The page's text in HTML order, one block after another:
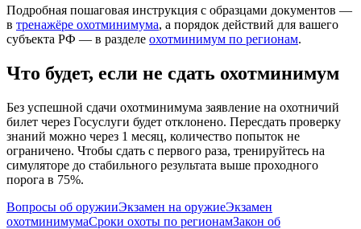
Подробная пошаговая инструкция с образцами документов —
в тренажёре охотминимума, а порядок действий для вашего
субъекта РФ — в разделе охотминимум по регионам.
Что будет, если не сдать охотминимум
Без успешной сдачи охотминимума заявление на охотничий
билет через Госуслуги будет отклонено. Пересдать проверку
знаний можно через 1 месяц, количество попыток не
ограничено. Чтобы сдать с первого раза, тренируйтесь на
симуляторе до стабильного результата выше проходного
порога в 75%.
Вопросы об оружииЭкзамен на оружиеЭкзамен
охотминимумаСроки охоты по регионамЗакон об